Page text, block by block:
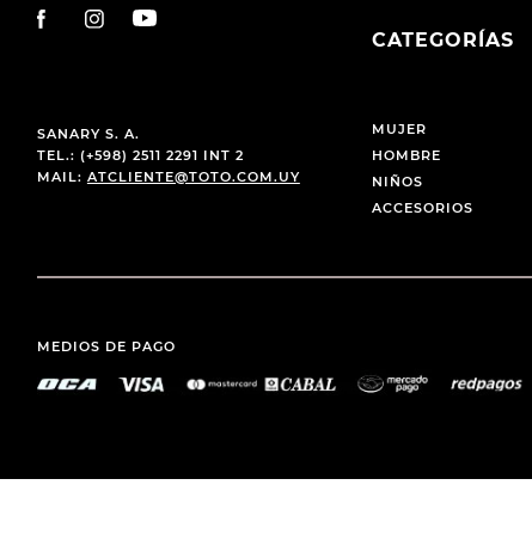
SANARY S. A.
TEL.: (+598) 2511 2291 INT 2
MAIL: ATCLIENTE@TOTO.COM.UY
CATEGORÍAS
MUJER
HOMBRE
NIÑOS
ACCESORIOS
MEDIOS DE PAGO